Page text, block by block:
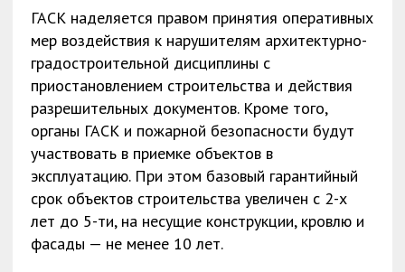
ГАСК наделяется правом принятия оперативных
мер воздействия к нарушителям архитектурно-
градостроительной дисциплины с
приостановлением строительства и действия
разрешительных документов. Кроме того,
органы ГАСК и пожарной безопасности будут
участвовать в приемке объектов в
эксплуатацию. При этом базовый гарантийный
срок объектов строительства увеличен с 2-х
лет до 5-ти, на несущие конструкции, кровлю и
фасады — не менее 10 лет.